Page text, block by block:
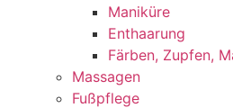
Maniküre
Enthaarung
Färben, Zupfen,
Massagen
Fußpflege